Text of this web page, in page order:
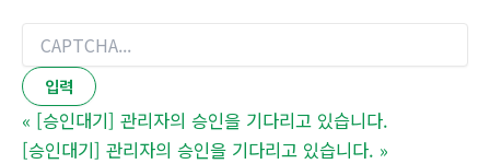
« [승인대기] 관리자의 승인을 기다리고 있습니다.
[승인대기] 관리자의 승인을 기다리고 있습니다. »